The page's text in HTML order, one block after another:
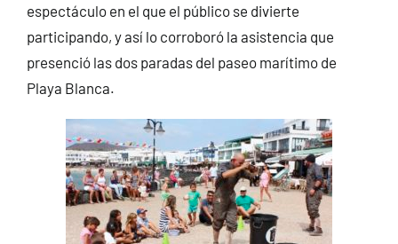
espectáculo en el que el público se divierte
participando, y así lo corroboró la asistencia que
presenció las dos paradas del paseo marítimo de
Playa Blanca.